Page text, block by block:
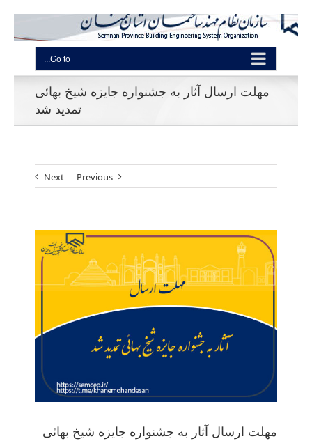
Go to...
مهلت ارسال آثار به جشنواره جایزه شیخ بهائی
تمدید شد
Previous
Next
View
Larger
Image
مهلت ارسال آثار به جشنواره جایزه شیخ بهائی